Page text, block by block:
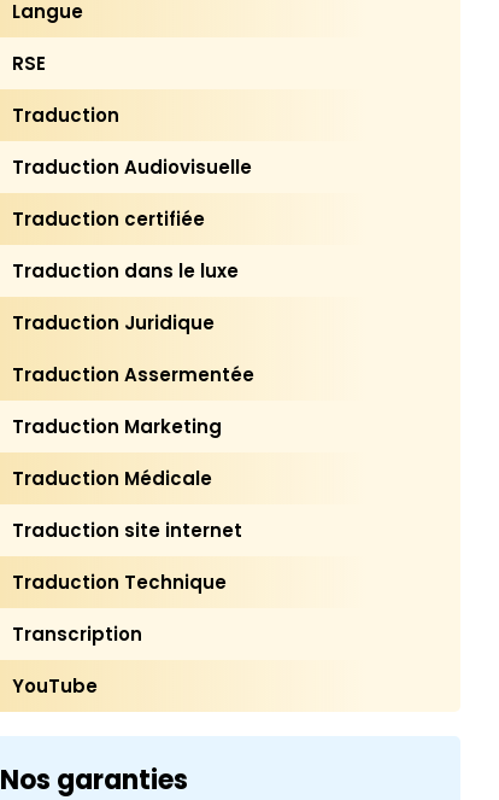
Langue
RSE
Traduction
Traduction Audiovisuelle
Traduction certifiée
Traduction dans le luxe
Traduction Juridique
Traduction Assermentée
Traduction Marketing
Traduction Médicale
Traduction site internet
Traduction Technique
Transcription
YouTube
Nos garanties